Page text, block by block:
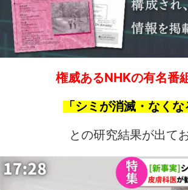
権威あるNHKの有名番
「シミが消滅・なくな
との研究結果が出て